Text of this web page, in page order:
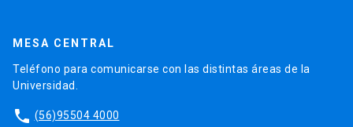
MESA CENTRAL
Teléfono para comunicarse con las distintas áreas de la
Universidad.
phone (56)95504 4000